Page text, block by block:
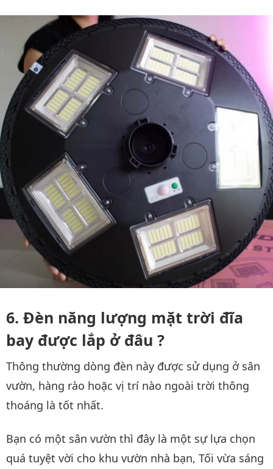
Đèn năng lượng mặt trời đĩa
bay được lắp ở đâu ?
Thông thường dòng đèn này được sử dụng ở sân
vườn, hàng rào hoặc vị trí nào ngoài trời thông
thoáng là tốt nhất.
Bạn có một sân vườn thì đây là một sự lựa chọn
quá tuyệt vời cho khu vườn nhà bạn, Tối vừa sáng